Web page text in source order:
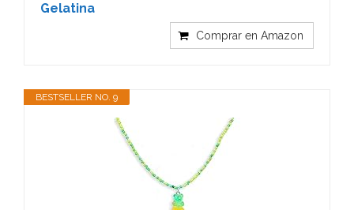
Gelatina
Comprar en Amazon
BESTSELLER NO. 9